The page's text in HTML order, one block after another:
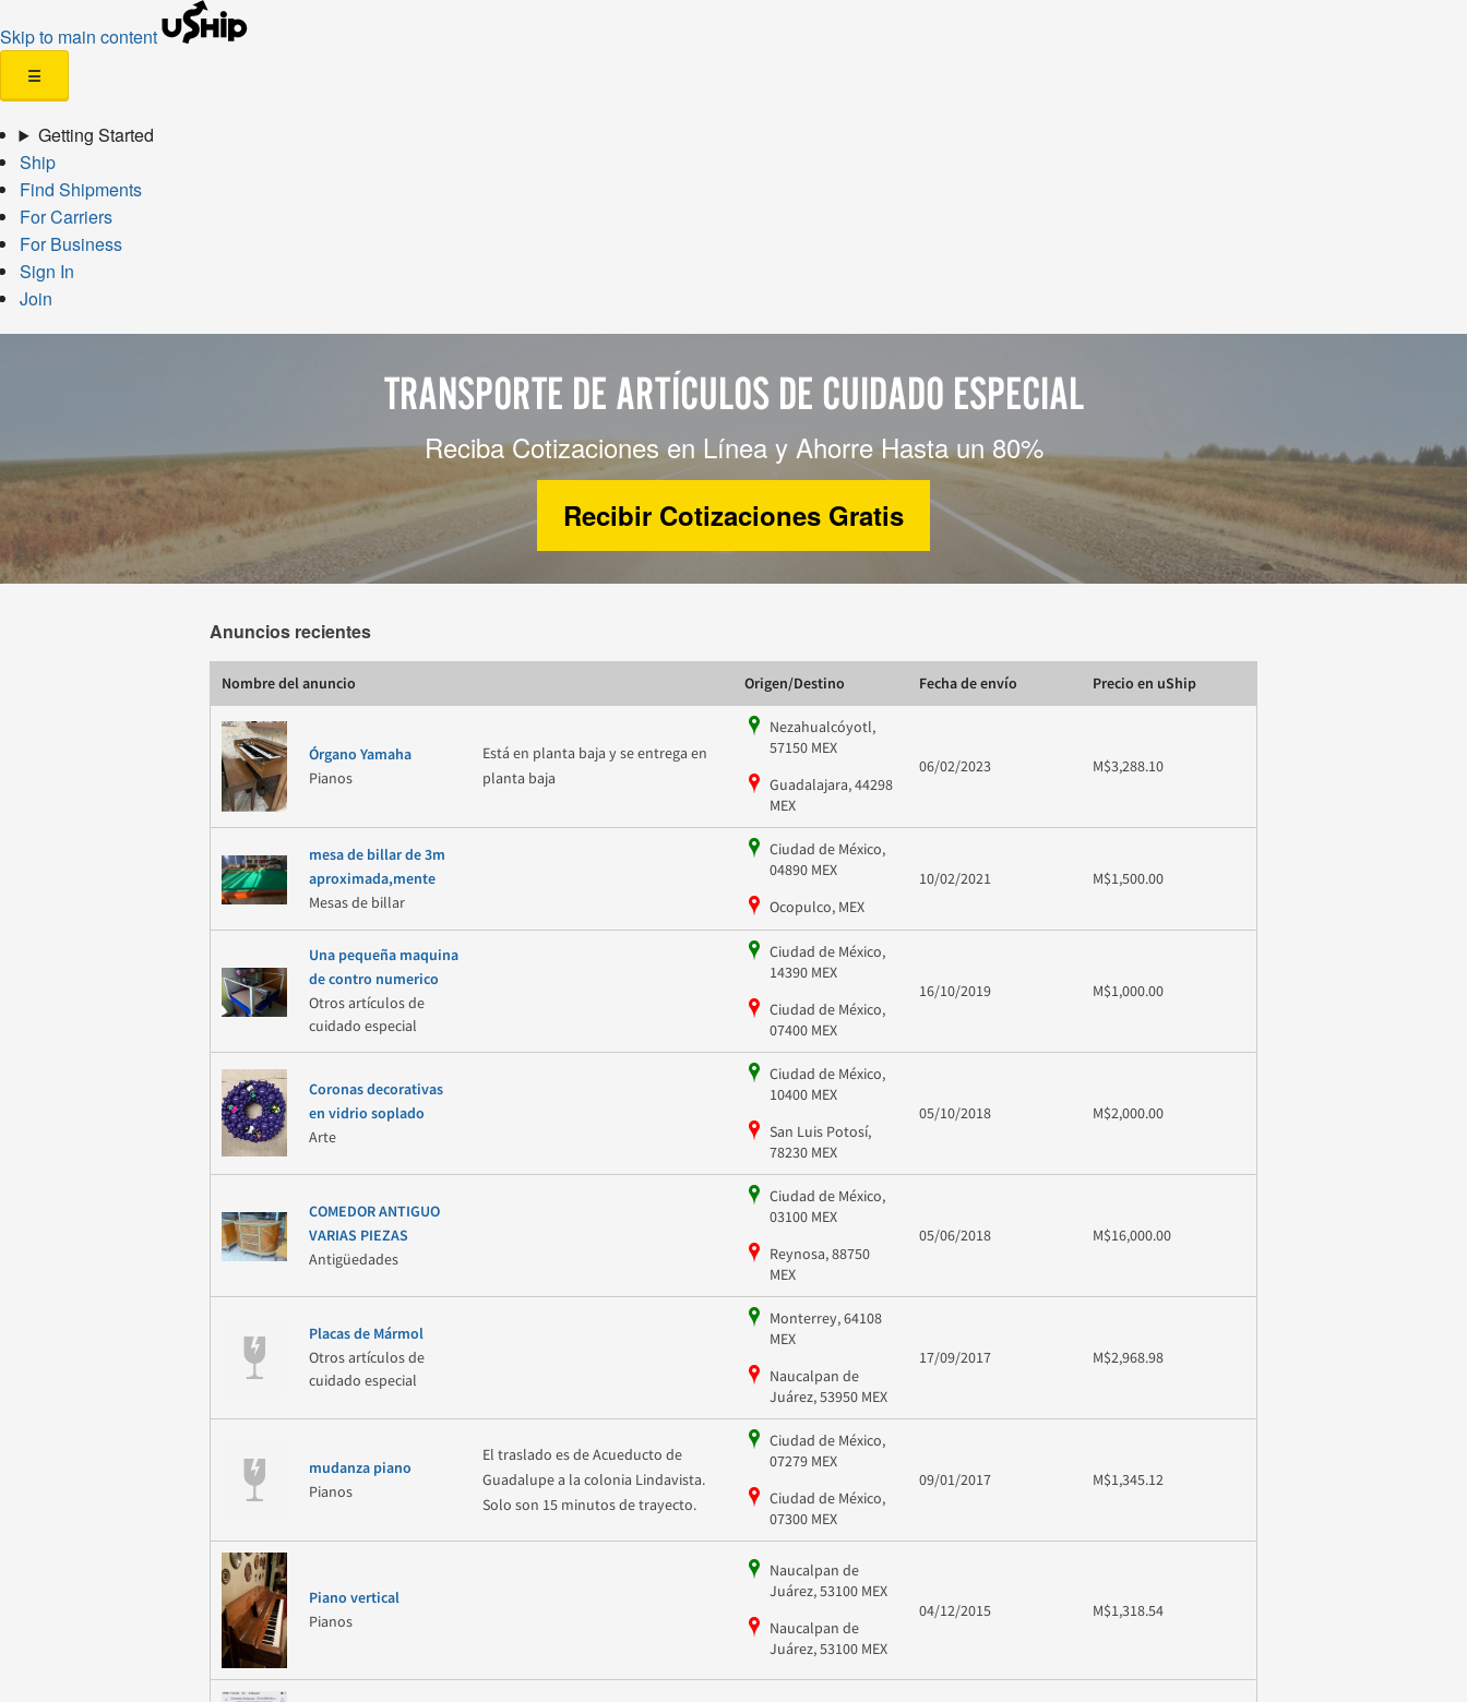
Skip to main content
☰
Getting Started
Ship
Find Shipments
For Carriers
For Business
Sign In
Join
TRANSPORTE DE ARTÍCULOS DE CUIDADO ESPECIAL
Reciba Cotizaciones en Línea y Ahorre Hasta un 80%
Recibir Cotizaciones Gratis
Anuncios recientes
Nombre del anuncio Origen/Destino Fecha de envío Precio en uShip
Órgano Yamaha
Pianos
Está en planta baja y se entrega en
planta baja
Nezahualcóyotl,
57150 MEX
Guadalajara, 44298
MEX
06/02/2023 M$3,288.10
mesa de billar de 3m
aproximada,mente
Mesas de billar
Ciudad de México,
04890 MEX
Ocopulco, MEX
10/02/2021 M$1,500.00
Una pequeña maquina
de contro numerico
Otros artículos de
cuidado especial
Ciudad de México,
14390 MEX
Ciudad de México,
07400 MEX
16/10/2019 M$1,000.00
Coronas decorativas
en vidrio soplado
Arte
Ciudad de México,
10400 MEX
San Luis Potosí,
78230 MEX
05/10/2018 M$2,000.00
COMEDOR ANTIGUO
VARIAS PIEZAS
Antigüedades
Ciudad de México,
03100 MEX
Reynosa, 88750
MEX
05/06/2018 M$16,000.00
Placas de Mármol
Otros artículos de
cuidado especial
Monterrey, 64108
MEX
Naucalpan de
Juárez, 53950 MEX
17/09/2017 M$2,968.98
mudanza piano
Pianos
El traslado es de Acueducto de
Guadalupe a la colonia Lindavista.
Solo son 15 minutos de trayecto.
Ciudad de México,
07279 MEX
Ciudad de México,
07300 MEX
09/01/2017 M$1,345.12
Piano vertical
Pianos
Naucalpan de
Juárez, 53100 MEX
Naucalpan de
Juárez, 53100 MEX
04/12/2015 M$1,318.54